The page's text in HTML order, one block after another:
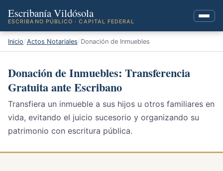
Escribanía Vildósola
ESCRIBANO PÚBLICO · CAPITAL FEDERAL
Inicio Actos Notariales Donación de Inmuebles
Donación de Inmuebles: Transferencia
Gratuita ante Escribano
Transfiera un inmueble a sus hijos u otros familiares en
vida, evitando el juicio sucesorio y organizando su
patrimonio con escritura pública.